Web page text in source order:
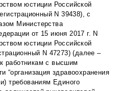
юстиции Российской
N 39438), с
Министерства
от 15 июня 2017 г. N
юстиции Российской
N 47273) (далее –
работникам с высшим
“организация здравоохранения
требованиям Единого